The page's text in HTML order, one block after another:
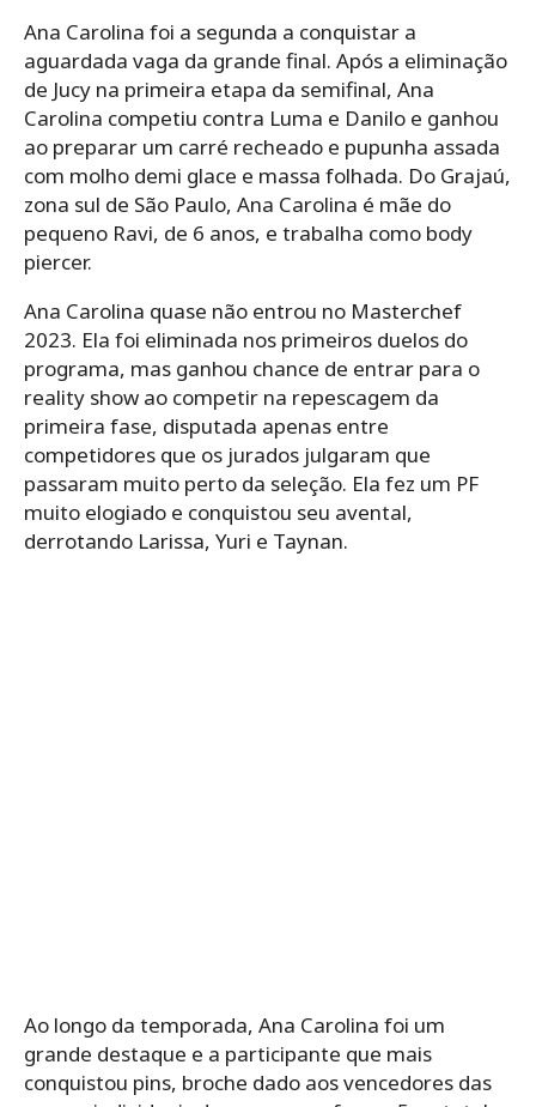
Ana Carolina foi a segunda a conquistar a
aguardada vaga da grande final. Após a eliminação
de Jucy na primeira etapa da semifinal, Ana
Carolina competiu contra Luma e Danilo e ganhou
ao preparar um carré recheado e pupunha assada
com molho demi glace e massa folhada. Do Grajaú,
zona sul de São Paulo, Ana Carolina é mãe do
pequeno Ravi, de 6 anos, e trabalha como body
piercer.
Ana Carolina quase não entrou no Masterchef
2023. Ela foi eliminada nos primeiros duelos do
programa, mas ganhou chance de entrar para o
reality show ao competir na repescagem da
primeira fase, disputada apenas entre
competidores que os jurados julgaram que
passaram muito perto da seleção. Ela fez um PF
muito elogiado e conquistou seu avental,
derrotando Larissa, Yuri e Taynan.
Ao longo da temporada, Ana Carolina foi um
grande destaque e a participante que mais
conquistou pins, broche dado aos vencedores das